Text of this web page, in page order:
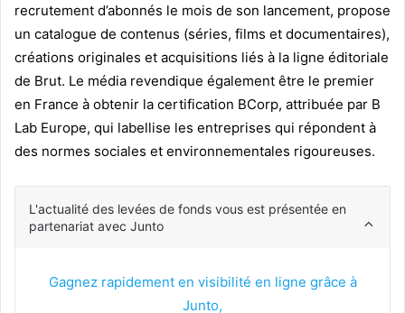
recrutement d’abonnés le mois de son lancement, propose
un catalogue de contenus (séries, films et documentaires),
créations originales et acquisitions liés à la ligne éditoriale
de Brut. Le média revendique également être le premier
en France à obtenir la certification BCorp, attribuée par B
Lab Europe, qui labellise les entreprises qui répondent à
des normes sociales et environnementales rigoureuses.
L'actualité des levées de fonds vous est présentée en
partenariat avec Junto
Gagnez rapidement en visibilité en ligne grâce à
Junto,